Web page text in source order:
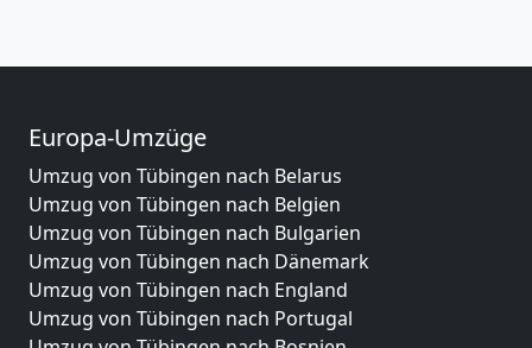
Europa-Umzüge
Umzug von Tübingen nach Belarus
Umzug von Tübingen nach Belgien
Umzug von Tübingen nach Bulgarien
Umzug von Tübingen nach Dänemark
Umzug von Tübingen nach England
Umzug von Tübingen nach Portugal